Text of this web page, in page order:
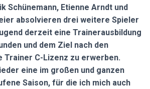
Schünemann, Etienne Arndt und
absolvieren drei weitere Spieler
derzeit eine Trainerausbildung
und dem Ziel nach den
Trainer C-Lizenz zu erwerben.
eine im großen und ganzen
Saison, für die ich mich auch